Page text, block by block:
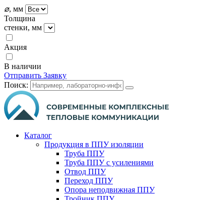
⌀, мм
Толщина
стенки, мм
Акция
В наличии
Отправить Заявку
Поиск:
Каталог
Продукция в ППУ изоляции
Труба ППУ
Труба ППУ с усилениями
Отвод ППУ
Переход ППУ
Опора неподвижная ППУ